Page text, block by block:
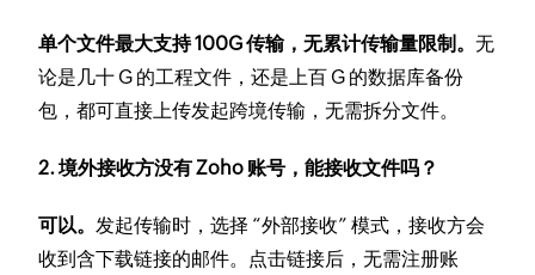
单个文件最大支持 100G 传输，无累计传输量限制。无
论是几十 G 的工程文件，还是上百 G 的数据库备份
包，都可直接上传发起跨境传输，无需拆分文件。
2. 境外接收方没有 Zoho 账号，能接收文件吗？
可以。发起传输时，选择 “外部接收” 模式，接收方会
收到含下载链接的邮件。点击链接后，无需注册账